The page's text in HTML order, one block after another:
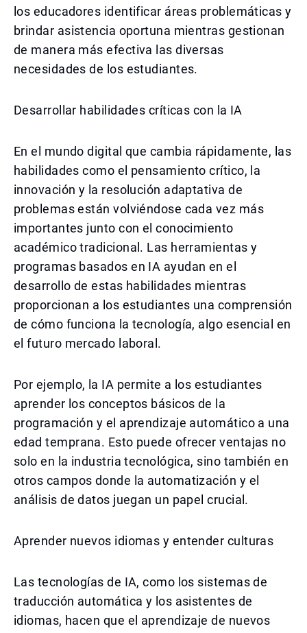
los educadores identificar áreas problemáticas y
brindar asistencia oportuna mientras gestionan
de manera más efectiva las diversas
necesidades de los estudiantes.
Desarrollar habilidades críticas con la IA
En el mundo digital que cambia rápidamente, las
habilidades como el pensamiento crítico, la
innovación y la resolución adaptativa de
problemas están volviéndose cada vez más
importantes junto con el conocimiento
académico tradicional. Las herramientas y
programas basados en IA ayudan en el
desarrollo de estas habilidades mientras
proporcionan a los estudiantes una comprensión
de cómo funciona la tecnología, algo esencial en
el futuro mercado laboral.
Por ejemplo, la IA permite a los estudiantes
aprender los conceptos básicos de la
programación y el aprendizaje automático a una
edad temprana. Esto puede ofrecer ventajas no
solo en la industria tecnológica, sino también en
otros campos donde la automatización y el
análisis de datos juegan un papel crucial.
Aprender nuevos idiomas y entender culturas
Las tecnologías de IA, como los sistemas de
traducción automática y los asistentes de
idiomas, hacen que el aprendizaje de nuevos